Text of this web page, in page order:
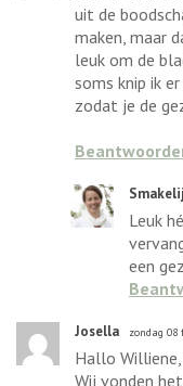
uit de
maken, maar
leuk om de
soms knip ik
zodat je de
Leuk
een
Josella zondag 08
Hallo
Wij vonden